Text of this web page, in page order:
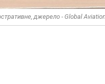
джерело - Global